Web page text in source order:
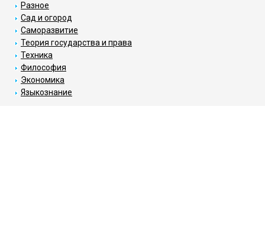
Разное
Сад и огород
Саморазвитие
Теория государства и права
Техника
Философия
Экономика
Языкознание